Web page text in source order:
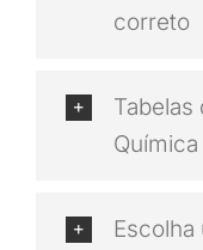
correto
Tabelas
Química